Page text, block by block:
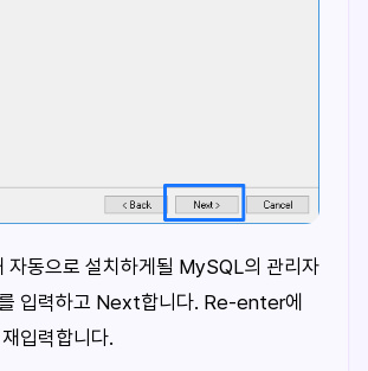
자동으로 설치하게될 MySQL의 관리자
입력하고 Next합니다. Re-enter에
입력합니다.